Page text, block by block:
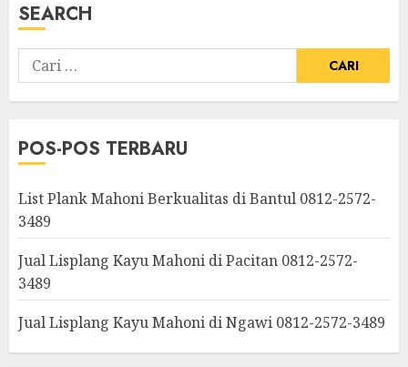
SEARCH
POS-POS TERBARU
List Plank Mahoni Berkualitas di Bantul 0812-2572-
3489
Jual Lisplang Kayu Mahoni di Pacitan 0812-2572-
3489
Jual Lisplang Kayu Mahoni di Ngawi 0812-2572-3489